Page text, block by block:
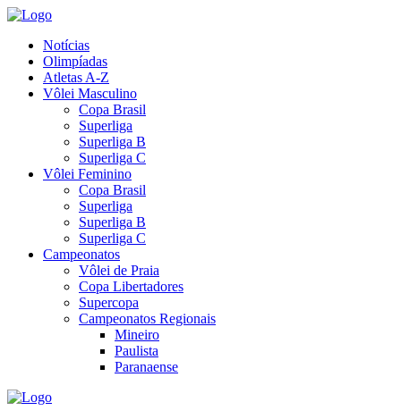
Notícias
Olimpíadas
Atletas A-Z
Vôlei Masculino
Copa Brasil
Superliga
Superliga B
Superliga C
Vôlei Feminino
Copa Brasil
Superliga
Superliga B
Superliga C
Campeonatos
Vôlei de Praia
Copa Libertadores
Supercopa
Campeonatos Regionais
Mineiro
Paulista
Paranaense